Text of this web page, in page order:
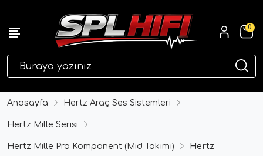
0
Anasayfa Hertz Araç Ses Sistemleri
Hertz Mille Serisi
Hertz Mille Pro Komponent (Mid Takımı) Hertz